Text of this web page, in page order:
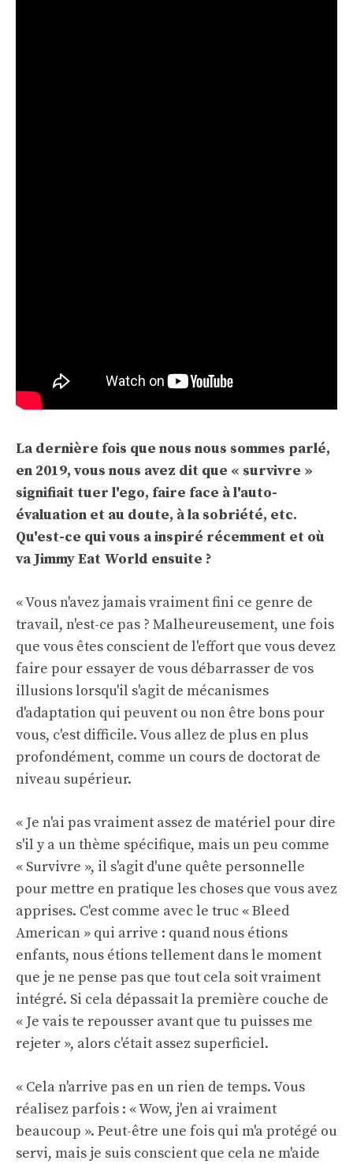
La dernière fois que nous nous sommes parlé,
en 2019, vous nous avez dit que « survivre »
signifiait tuer l'ego, faire face à l'auto-
évaluation et au doute, à la sobriété, etc.
Qu'est-ce qui vous a inspiré récemment et où
va Jimmy Eat World ensuite ?
« Vous n'avez jamais vraiment fini ce genre de
travail, n'est-ce pas ? Malheureusement, une fois
que vous êtes conscient de l'effort que vous devez
faire pour essayer de vous débarrasser de vos
illusions lorsqu'il s'agit de mécanismes
d'adaptation qui peuvent ou non être bons pour
vous, c'est difficile. Vous allez de plus en plus
profondément, comme un cours de doctorat de
niveau supérieur.
« Je n'ai pas vraiment assez de matériel pour dire
s'il y a un thème spécifique, mais un peu comme
« Survivre », il s'agit d'une quête personnelle
pour mettre en pratique les choses que vous avez
apprises. C'est comme avec le truc « Bleed
American » qui arrive : quand nous étions
enfants, nous étions tellement dans le moment
que je ne pense pas que tout cela soit vraiment
intégré. Si cela dépassait la première couche de
« Je vais te repousser avant que tu puisses me
rejeter », alors c'était assez superficiel.
« Cela n'arrive pas en un rien de temps. Vous
réalisez parfois : « Wow, j'en ai vraiment
beaucoup ». Peut-être une fois qui m'a protégé ou
servi, mais je suis conscient que cela ne m'aide